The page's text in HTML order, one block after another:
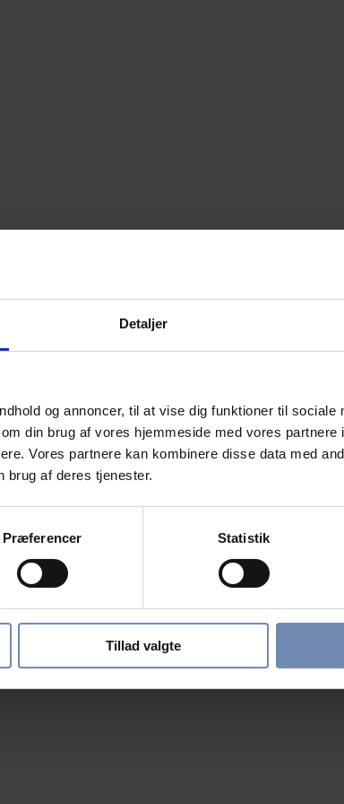
Detaljer
og annoncer, til at vise dig funktioner til sociale
din brug af vores hjemmeside med vores partnere
Vores partnere kan kombinere disse data med
brug af deres tjenester.
Præferencer Statistik
Tillad valgte